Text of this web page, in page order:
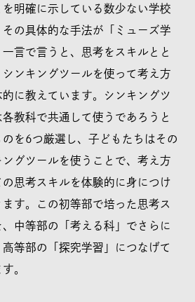
を明確に示している数少ない学校
その具体的な手法が「ミューズ学
言で言うと、思考をスキルとと
シンキングツールを使って考え方
的に教えています。シンキングツ
各教科で共通して使うであろうと
のを6つ厳選し、子どもたちはその
ングツールを使うことで、考え方
の思考スキルを体験的に身につけ
ます。この初等部で培った思考ス
、中等部の「考える科」でさらに
高等部の「探究学習」につなげて
。